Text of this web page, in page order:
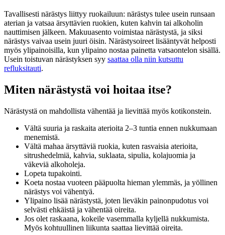
Tavallisesti närästys liittyy ruokailuun: närästys tulee usein runsaan
aterian ja vatsaa ärsyttävien ruokien, kuten kahvin tai alkoholin
nauttimisen jälkeen. Makuuasento voimistaa närästystä, ja siksi
närästys vaivaa usein juuri öisin. Närästysoireet lisääntyvät helposti
myös ylipainoisilla, kun ylipaino nostaa painetta vatsaontelon sisällä.
Usein toistuvan närästyksen syy saattaa olla niin kutsuttu
refluksitauti.
Miten närästystä voi hoitaa itse?
Närästystä on mahdollista vähentää ja lievittää myös kotikonstein.
Vältä suuria ja raskaita aterioita 2–3 tuntia ennen nukkumaan
menemistä.
Vältä mahaa ärsyttäviä ruokia, kuten rasvaisia aterioita,
sitrushedelmiä, kahvia, suklaata, sipulia, kolajuomia ja
väkeviä alkoholeja.
Lopeta tupakointi.
Koeta nostaa vuoteen pääpuolta hieman ylemmäs, ja yöllinen
närästys voi vähentyä.
Ylipaino lisää närästystä, joten lieväkin painonpudotus voi
selvästi ehkäistä ja vähentää oireita.
Jos olet raskaana, kokeile vasemmalla kyljellä nukkumista.
Myös kohtuullinen liikunta saattaa lievittää oireita.